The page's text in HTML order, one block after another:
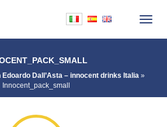
Edoardo Dall’Asta – innocent drinks Italia »
Innocent_pack_small